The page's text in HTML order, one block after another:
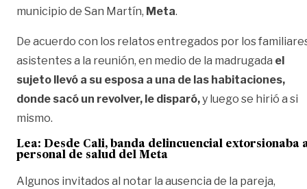
municipio de San Martín, Meta.
De acuerdo con los relatos entregados por los
asistentes a la reunión, en medio de la madrugada el
sujeto llevó a su esposa a una de las habitaciones,
donde sacó un revolver, le disparó,y luego se hirió a si
mismo.
Lea: Desde Cali, banda delincuencial extorsionaba
personal de salud del Meta
Algunos invitados al notar la ausencia de la pareja,